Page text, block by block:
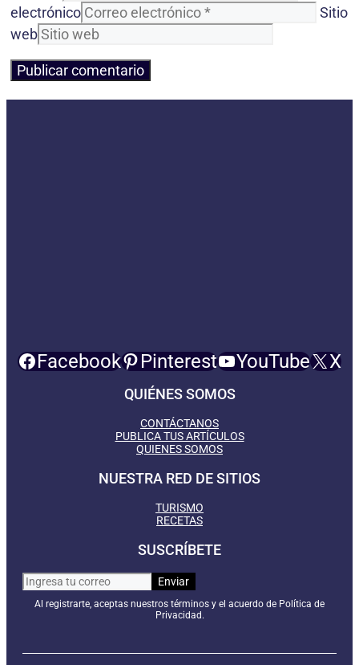
electrónico
Sitio
web
Facebook Pinterest YouTube X
QUIÉNES SOMOS
CONTÁCTANOS
PUBLICA TUS ARTÍCULOS
QUIENES SOMOS
NUESTRA RED DE SITIOS
TURISMO
RECETAS
SUSCRÍBETE
Al registrarte, aceptas nuestros términos y el acuerdo de Política de
Privacidad.